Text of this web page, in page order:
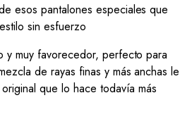
esos pantalones especiales que
sin esfuerzo
y muy favorecedor, perfecto para
de rayas finas y más anchas le
que lo hace todavía más